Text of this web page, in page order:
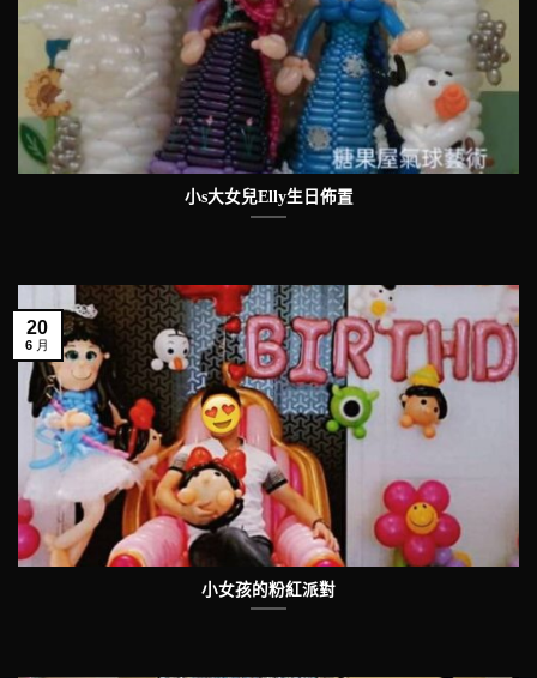
小s大女兒Elly生日佈置
小女孩的粉紅派對
20
6 月